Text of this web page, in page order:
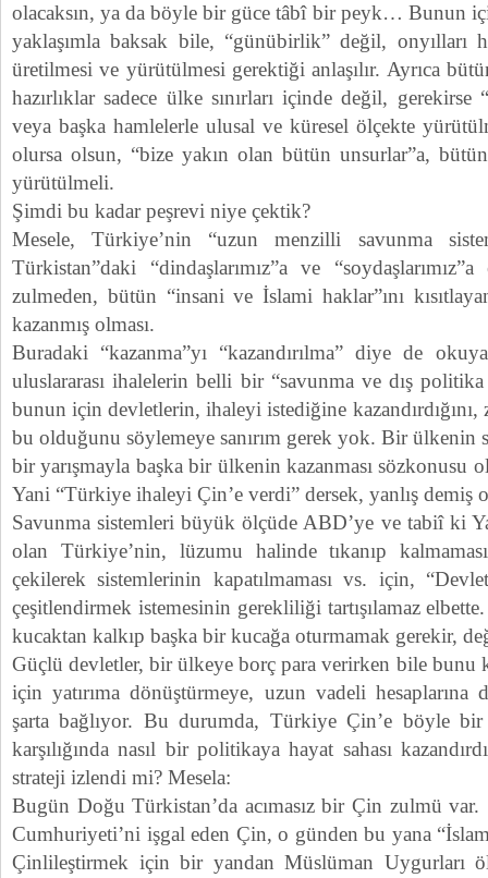
olacaksın, ya da böyle bir güce tâbî bir peyk… Bunun
yaklaşımla baksak bile, “günübirlik” değil, onyılları
üretilmesi ve yürütülmesi gerektiği anlaşılır. Ayrıca
hazırlıklar sadece ülke sınırları içinde değil,
veya başka hamlelerle ulusal ve küresel ölçekte
olursa olsun, “bize yakın olan bütün unsurlar”a,
yürütülmeli.
Şimdi bu kadar peşrevi niye çektik?
Mesele, Türkiye’nin “uzun menzilli savunma
Türkistan”daki “dindaşlarımız”a ve
zulmeden, bütün “insani ve İslami haklar”ını
kazanmış olması.
Buradaki “kazanma”yı “kazandırılma” diye de
uluslararası ihalelerin belli bir “savunma ve dış politika
bunun için devletlerin, ihaleyi istediğine kazandırdığını,
bu olduğunu söylemeye sanırım gerek yok. Bir ülkenin
bir yarışmayla başka bir ülkenin kazanması sözkonusu
Yani “Türkiye ihaleyi Çin’e verdi” dersek, yanlış demiş
Savunma sistemleri büyük ölçüde ABD’ye ve tabiî ki
olan Türkiye’nin, lüzumu halinde tıkanıp
çekilerek sistemlerinin kapatılmaması vs. için,
çeşitlendirmek istemesinin gerekliliği tartışılamaz
kucaktan kalkıp başka bir kucağa oturmamak gerekir,
Güçlü devletler, bir ülkeye borç para verirken bile bunu
için yatırıma dönüştürmeye, uzun vadeli hesaplarına
şarta bağlıyor. Bu durumda, Türkiye Çin’e böyle
karşılığında nasıl bir politikaya hayat sahası
strateji izlendi mi? Mesela:
Bugün Doğu Türkistan’da acımasız bir Çin zulmü
Cumhuriyeti’ni işgal eden Çin, o günden bu yana
Çinlileştirmek için bir yandan Müslüman Uygurları